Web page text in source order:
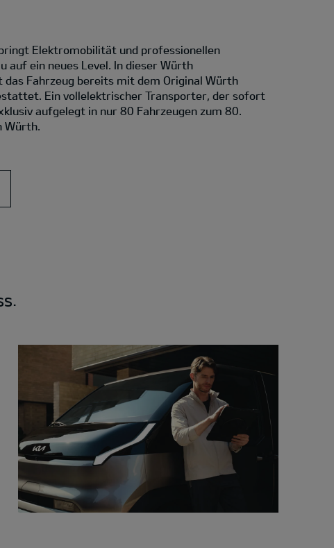
Elektromobilität und professionellen
auf ein neues Level. In dieser Würth
das Fahrzeug bereits mit dem Original Würth
Ein vollelektrischer Transporter, der sofort
aufgelegt in nur 80 Fahrzeugen zum 80.
Würth.